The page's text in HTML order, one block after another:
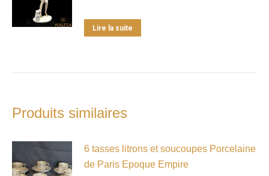
Lire la suite
Produits similaires
6 tasses litrons et soucoupes Porcelaine
de Paris Epoque Empire